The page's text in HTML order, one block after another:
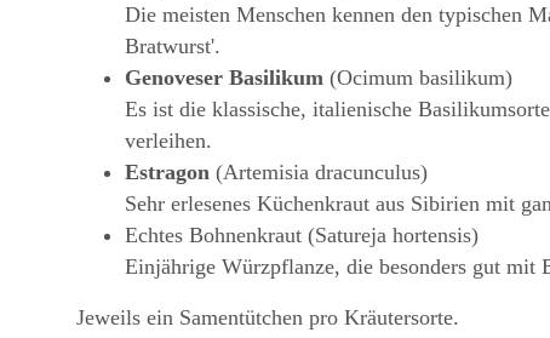
Die meisten Menschen kennen den typischen
Bratwurst'.
Genoveser Basilikum (Ocimum basilikum)
Es ist die klassische, italienische
verleihen.
Estragon (Artemisia dracunculus)
Sehr erlesenes Küchenkraut aus Sibirien mit
Echtes Bohnenkraut (Satureja hortensis)
Einjährige Würzpflanze, die besonders gut mit
Jeweils ein Samentütchen pro Kräutersorte.